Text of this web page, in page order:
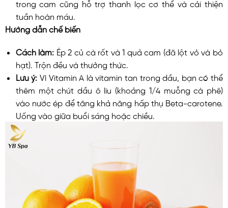
trong cam cũng hỗ trợ thanh lọc cơ thể và cải thiện
tuần hoàn máu.
Hướng dẫn chế biến
Cách làm: Ép 2 củ cà rốt và 1 quả cam (đã lột vỏ và bỏ
hạt). Trộn đều và thưởng thức.
Lưu ý: Vì Vitamin A là vitamin tan trong dầu, bạn có thể
thêm một chút dầu ô liu (khoảng 1/4 muỗng cà phê)
vào nước ép để tăng khả năng hấp thụ Beta-carotene.
Uống vào giữa buổi sáng hoặc chiều.